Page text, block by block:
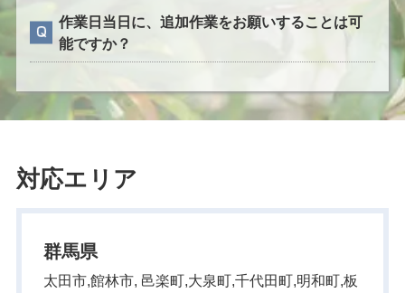
作業日当日に、追加作業をお願いすることは可
能ですか？
対応エリア
群馬県
太田市,館林市, 邑楽町,大泉町,千代田町,明和町,板